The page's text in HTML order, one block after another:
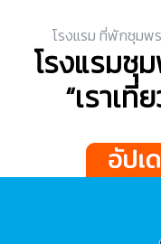
โรงแรม ที่พักชุมพร
โรงแรมชุ
“เราเ